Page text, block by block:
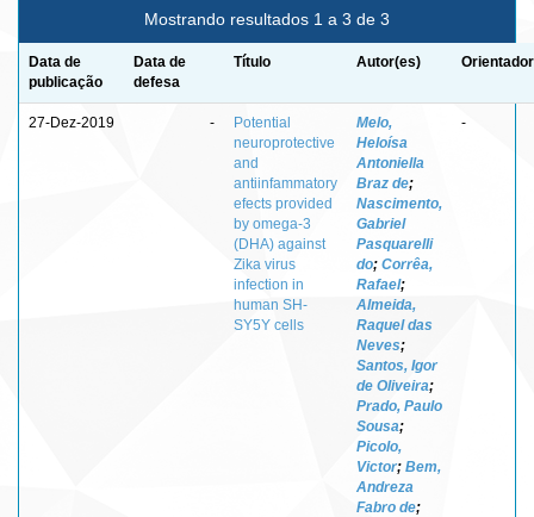
Mostrando resultados 1 a 3 de 3
Data de
publicação
Data de
defesa
Título Autor(es)
27-Dez-2019 -
Potential
neuroprotective
and
antiinfammatory
efects provided
by omega-3
(DHA) against
Zika virus
infection in
human SH-
SY5Y cells
Melo,
Heloísa
Antoniella
Braz de;
Nascimento,
Gabriel
Pasquarelli
do; Corrêa,
Rafael;
Almeida,
Raquel das
Neves;
Santos, Igor
de Oliveira;
Prado, Paulo
Sousa;
Picolo,
Victor; Bem,
Andreza
Fabro de;
-